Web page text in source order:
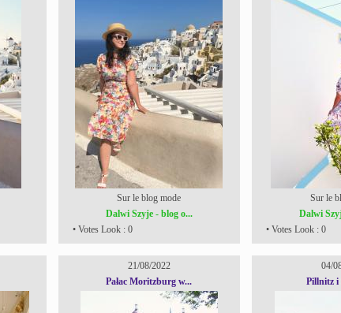
Sur le blog mode
Dalwi Szyje - blog o...
• Votes Look : 0
Sur le
Dalwi
• Votes Look : 0
21/08/2022
Pałac Moritzburg w...
04/
Pillnitz i